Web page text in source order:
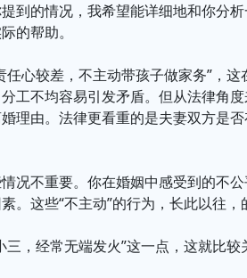
到的情况，我希望能详细地和你分
的帮助。
心较差，不主动带孩子做家务”，
工不均容易引发矛盾。但从法律角
理由。法律更看重的是夫妻双方是
况不重要。你在婚姻中感受到的不
。这些“不主动”的行为，长此以往，
，经常无端发火”这一点，这就比较